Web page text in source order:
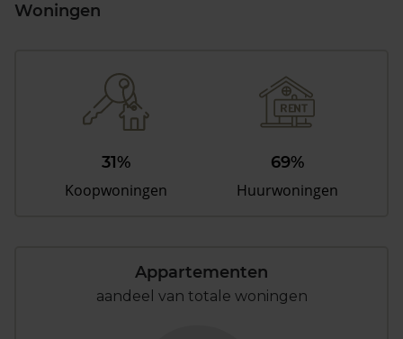
Woningen
31%
Koopwoningen
69%
Huurwoningen
Appartementen
aandeel van totale woningen